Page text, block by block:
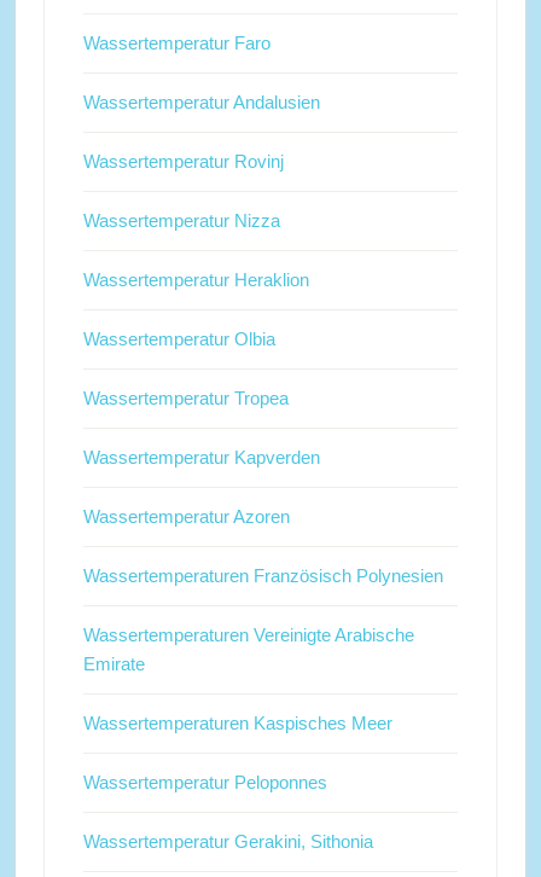
Wassertemperatur Faro
Wassertemperatur Andalusien
Wassertemperatur Rovinj
Wassertemperatur Nizza
Wassertemperatur Heraklion
Wassertemperatur Olbia
Wassertemperatur Tropea
Wassertemperatur Kapverden
Wassertemperatur Azoren
Wassertemperaturen Französisch Polynesien
Wassertemperaturen Vereinigte Arabische
Emirate
Wassertemperaturen Kaspisches Meer
Wassertemperatur Peloponnes
Wassertemperatur Gerakini, Sithonia